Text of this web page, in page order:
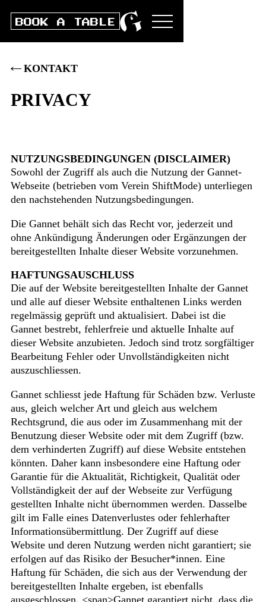
BOOK A TABLE
KONTAKT
PRIVACY
NUTZUNGSBEDINGUNGEN (DISCLAIMER)
Sowohl der Zugriff als auch die Nutzung der Gannet-
Webseite (betrieben vom Verein ShiftMode) unterliegen
den nachstehenden Nutzungsbedingungen.
Die Gannet behält sich das Recht vor, jederzeit und
ohne Ankündigung Änderungen oder Ergänzungen der
bereitgestellten Inhalte dieser Website vorzunehmen.
HAFTUNGSAUSCHLUSS
Die auf der Website bereitgestellten Inhalte der Gannet
und alle auf dieser Website enthaltenen Links werden
regelmässig geprüft und aktualisiert. Dabei ist die
Gannet bestrebt, fehlerfreie und aktuelle Inhalte auf
dieser Website anzubieten. Jedoch sind trotz sorgfältiger
Bearbeitung Fehler oder Unvollständigkeiten nicht
auszuschliessen.
Gannet schliesst jede Haftung für Schäden bzw. Verluste
aus, gleich welcher Art und gleich aus welchem
Rechtsgrund, die aus oder im Zusammenhang mit der
Benutzung dieser Website oder mit dem Zugriff (bzw.
dem verhinderten Zugriff) auf diese Website entstehen
könnten. Daher kann insbesondere eine Haftung oder
Garantie für die Aktualität, Richtigkeit, Qualität oder
Vollständigkeit der auf der Webseite zur Verfügung
gestellten Inhalte nicht übernommen werden. Dasselbe
gilt im Falle eines Datenverlustes oder fehlerhafter
Informationsübermittlung. Der Zugriff auf diese
Website und deren Nutzung werden nicht garantiert; sie
erfolgen auf das Risiko der Besucher*innen. Eine
Haftung für Schäden, die sich aus der Verwendung der
bereitgestellten Inhalte ergeben, ist ebenfalls